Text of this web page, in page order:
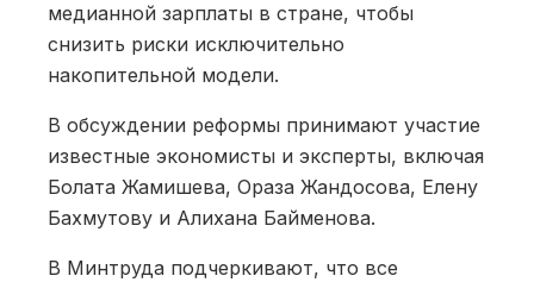
медианной зарплаты в стране, чтобы
снизить риски исключительно
накопительной модели.
В обсуждении реформы принимают участие
известные экономисты и эксперты, включая
Болата Жамишева, Ораза Жандосова, Елену
Бахмутову и Алихана Байменова.
В Минтруда подчеркивают, что все